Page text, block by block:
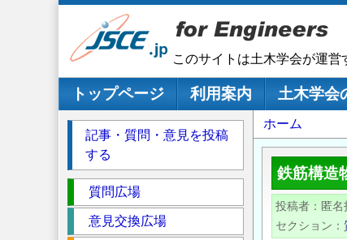
このサイトは土木学会が運営
メインナビゲーション
トップページ 利用案内 土木学会
パ
ン
く
ず
ホーム
鉄筋構造
投稿者 匿名
セクション
記事・質問・意見を投稿
する
ク
シ
質問広場
意見交換広場